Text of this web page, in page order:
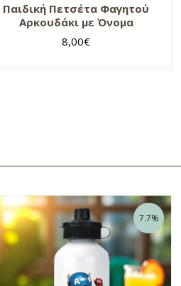
Παιδική Πετσέτα Φαγητού
Αρκουδάκι με Όνομα
8,00€
7.7%